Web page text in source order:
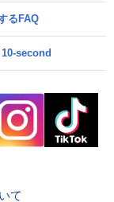
るFAQ
second
て